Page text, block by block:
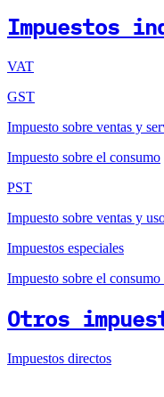
Impuestos
VAT
GST
Impuesto sobre ventas y
Impuesto sobre el consumo
PST
Impuesto sobre ventas y
Impuestos especiales
Impuesto sobre el consumo
Otros
Impuestos directos